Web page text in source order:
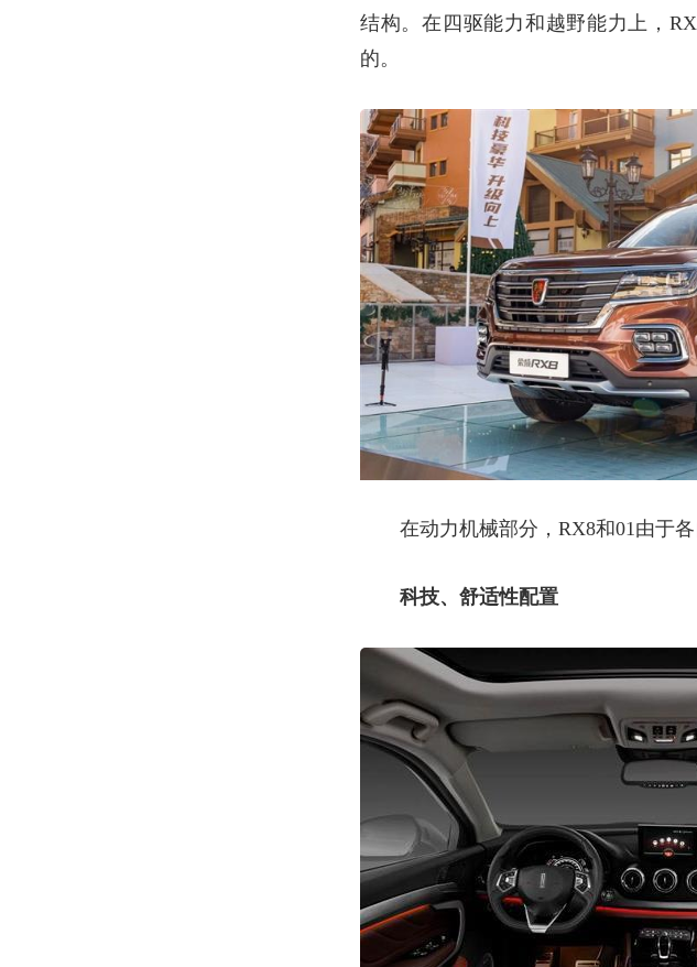
结构。在四驱能力和越野能力上，
的。
在动力机械部分， RX8和01由于
科技、舒适性配置